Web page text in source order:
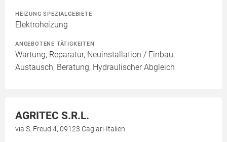
HEIZUNG SPEZIALGEBIETE
Elektroheizung
ANGEBOTENE TÄTIGKEITEN
Wartung, Reparatur, Neuinstallation / Einbau,
Austausch, Beratung, Hydraulischer Abgleich
AGRITEC S.R.L.
via S. Freud 4, 09123 Caglari-Italien